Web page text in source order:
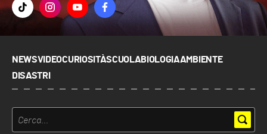
NEWSVIDEOCURIOSITÀSCUOLABIOLOGIAAMBIENTE
DISASTRI